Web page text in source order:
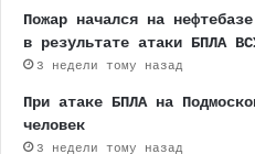
Пожар начался на
в результате атаки БПЛА
3 недели тому назад
При атаке БПЛА на
человек
3 недели тому назад